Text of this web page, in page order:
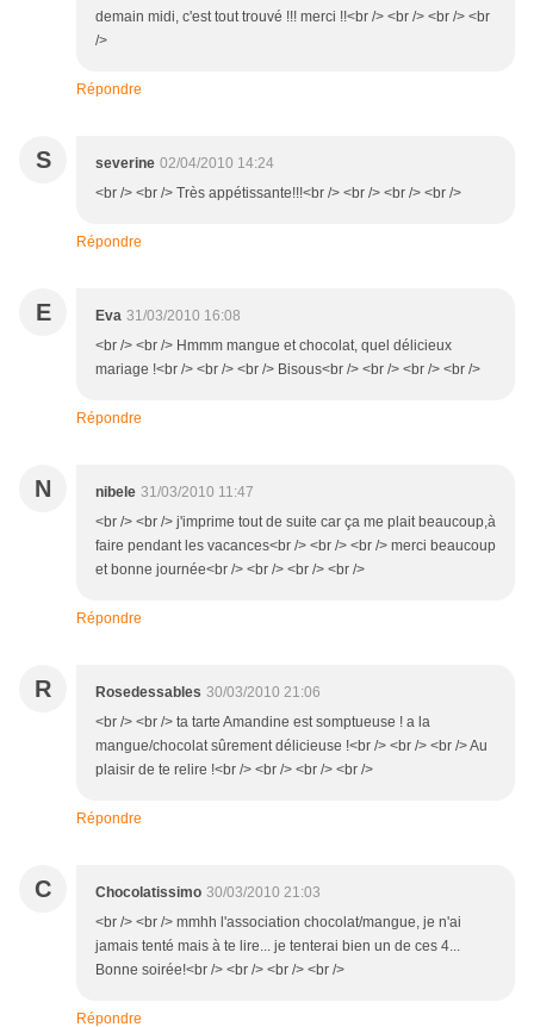
demain midi, c'est tout trouvé !!! merci !!<br /> <br /> <br /> <br
/>
Répondre
S severine 02/04/2010 14:24
<br /> <br /> Très appétissante!!!<br /> <br /> <br /> <br />
Répondre
E Eva 31/03/2010 16:08
<br /> <br /> Hmmm mangue et chocolat, quel délicieux
mariage !<br /> <br /> <br /> Bisous<br /> <br /> <br /> <br />
Répondre
N nibele 31/03/2010 11:47
<br /> <br /> j'imprime tout de suite car ça me plait beaucoup,à
faire pendant les vacances<br /> <br /> <br /> merci beaucoup
et bonne journée<br /> <br /> <br /> <br />
Répondre
R Rosedessables 30/03/2010 21:06
<br /> <br /> ta tarte Amandine est somptueuse ! a la
mangue/chocolat sûrement délicieuse !<br /> <br /> <br /> Au
plaisir de te relire !<br /> <br /> <br /> <br />
Répondre
C Chocolatissimo 30/03/2010 21:03
<br /> <br /> mmhh l'association chocolat/mangue, je n'ai
jamais tenté mais à te lire... je tenterai bien un de ces 4...
Bonne soirée!<br /> <br /> <br /> <br />
Répondre